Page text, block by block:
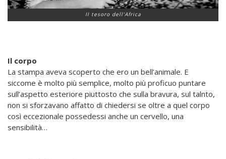
Il tesoro dell’Africa
Il corpo
La stampa aveva scoperto che ero un bell’animale. E
siccome è molto più semplice, molto più proficuo puntare
sull’aspetto esteriore piuttosto che sulla bravura, sul talnto,
non si sforzavano affatto di chiedersi se oltre a quel corpo
così eccezionale possedessi anche un cervello, una
sensibilità…